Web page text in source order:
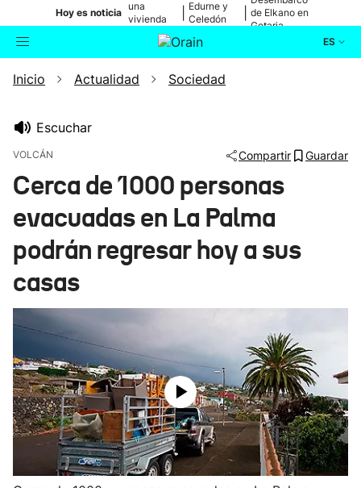
Hoy es noticia
una
vivienda
de Bilbao
Edurne y
Celedón
de Elkano en
Getaria
ES
Buscador Actualidad
Ikusmiran
Eguraldia
Inicio Actualidad Sociedad
Escuchar
VOLCÁN Compartir Guardar
Cerca de 1000 personas
evacuadas en La Palma
podrán regresar hoy a sus
casas